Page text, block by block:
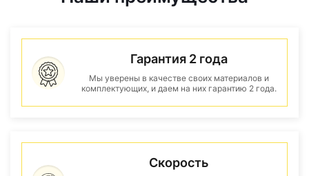
Гарантия 2 года
Мы уверены в качестве своих материалов и
комплектующих, и даем на них гарантию 2 года.
Скорость